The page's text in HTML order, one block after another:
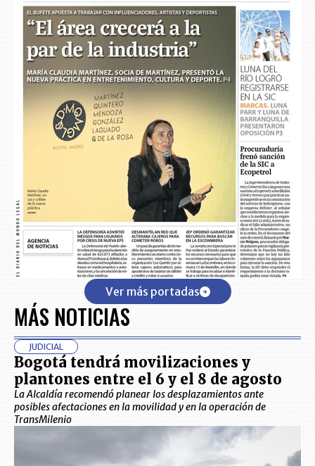
Ver más portadas
MÁS NOTICIAS
JUDICIAL
Bogotá tendrá movilizaciones y
plantones entre el 6 y el 8 de agosto
La Alcaldía recomendó planear los desplazamientos ante
posibles afectaciones en la movilidad y en la operación de
TransMilenio